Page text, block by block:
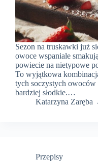
Sezon na truskawki już
owoce wspaniale
powiecie na nietypowe
To wyjątkowa
tych soczystych owoców
bardziej słodkie.…
Katarzyna Zaręba
Przepisy